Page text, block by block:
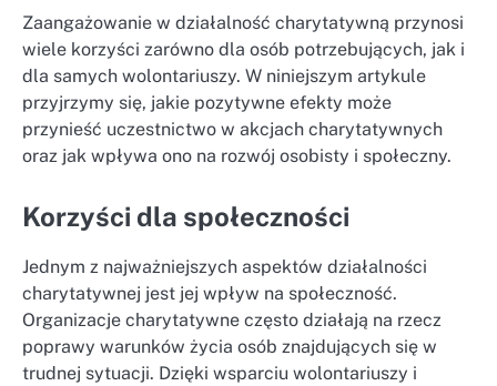
Zaangażowanie w działalność charytatywną przynosi
wiele korzyści zarówno dla osób potrzebujących, jak i
dla samych wolontariuszy. W niniejszym artykule
przyjrzymy się, jakie pozytywne efekty może
przynieść uczestnictwo w akcjach charytatywnych
oraz jak wpływa ono na rozwój osobisty i społeczny.
Korzyści dla społeczności
Jednym z najważniejszych aspektów działalności
charytatywnej jest jej wpływ na społeczność.
Organizacje charytatywne często działają na rzecz
poprawy warunków życia osób znajdujących się w
trudnej sytuacji. Dzięki wsparciu wolontariuszy i